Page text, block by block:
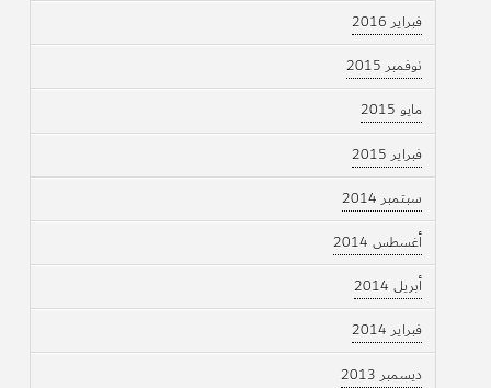
فبراير 2016
نوفمبر 2015
مايو 2015
فبراير 2015
سبتمبر 2014
أغسطس 2014
أبريل 2014
فبراير 2014
ديسمبر 2013